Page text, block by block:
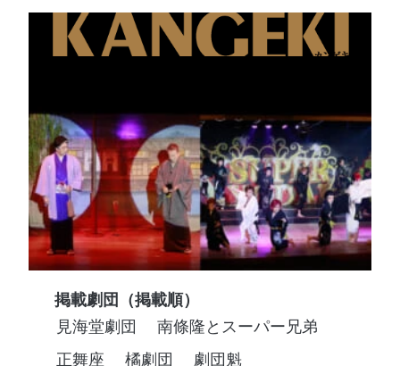
掲載劇団（掲載順）
見海堂劇団
南條隆とスーパー兄弟
正舞座
橘劇団 劇団魁